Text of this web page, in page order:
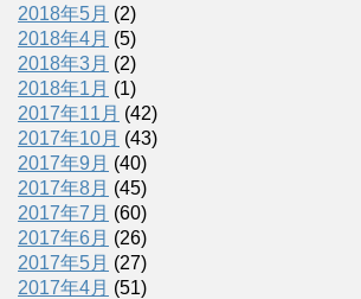
2018年5月 (2)
2018年4月 (5)
2018年3月 (2)
2018年1月 (1)
2017年11月 (42)
2017年10月 (43)
2017年9月 (40)
2017年8月 (45)
2017年7月 (60)
2017年6月 (26)
2017年5月 (27)
2017年4月 (51)